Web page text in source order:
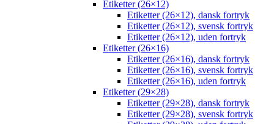
Etiketter (26×12)
Etiketter (26×12), dansk fortryk
Etiketter (26×12), svensk fortryk
Etiketter (26×12), uden fortryk
Etiketter (26×16)
Etiketter (26×16), dansk fortryk
Etiketter (26×16), svensk fortryk
Etiketter (26×16), uden fortryk
Etiketter (29×28)
Etiketter (29×28), dansk fortryk
Etiketter (29×28), svensk fortryk